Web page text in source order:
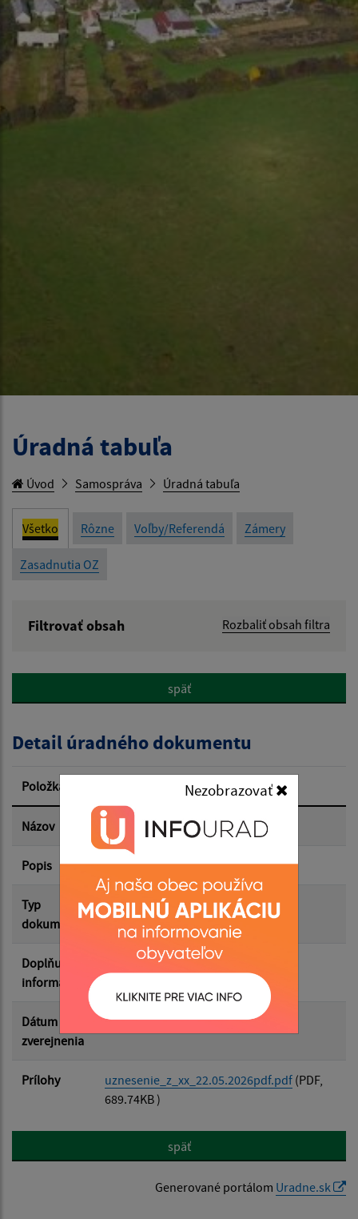
Nezobrazovať
Úradná tabuľa
Úvod Samospráva Úradná tabuľa
Všetko Rôzne Voľby/Referendá Zámery
Zasadnutia OZ
Filtrovať obsah Rozbaliť obsah filtra
Popis:
Dátum zverejnenia od:
Dátum zverejnenia do:
Filtrovať Reset
späť
Detail úradného dokumentu
Položka
Názov Uznesenie z 22.5.2026
Popis
Typ
dokumentu
Zasadnutia OZ
Doplňujúce
informácie
Dátum
zverejnenia
28.05.2026
Prílohy uznesenie_z_xx_22.05.2026pdf.pdf (PDF,
689.74KB )
späť
Generované portálom Uradne.sk